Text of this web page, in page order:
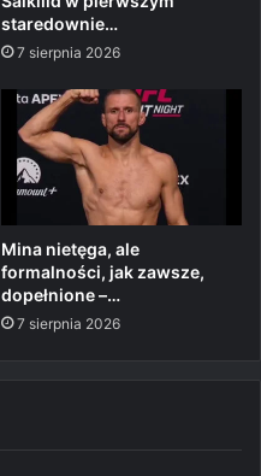
staredownie…
7 sierpnia 2026
Mina nietęga, ale
formalności, jak zawsze,
dopełnione –…
7 sierpnia 2026